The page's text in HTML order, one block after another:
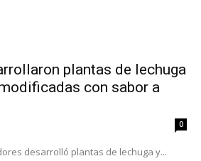
plantas de lechuga
con sabor a
0
desarrolló plantas de lechuga y...